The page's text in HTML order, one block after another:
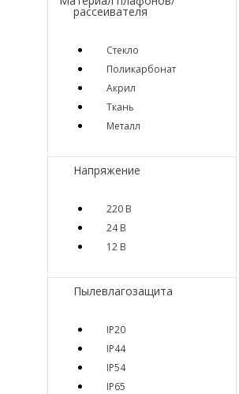
рассеивателя
Стекло
Поликарбонат
Акрил
Ткань
Металл
Напряжение
220 В
24 В
12 В
Пылевлагозащита
IP20
IP44
IP54
IP65